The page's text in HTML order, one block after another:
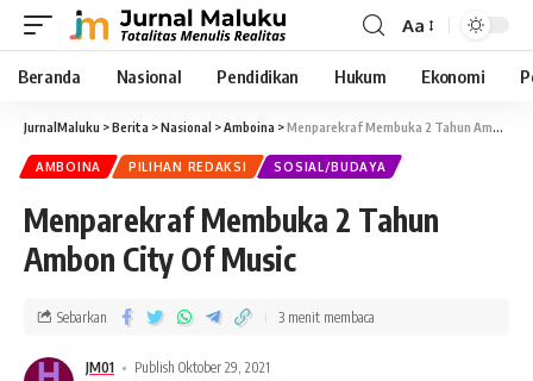
Aa
Beranda Nasional Pendidikan Hukum Ekonomi
JurnalMaluku >Berita >Nasional >Amboina >Menparekraf Membuka 2 Tahun Ambon City Of Music
AMBOINA PILIHAN REDAKSI SOSIAL/BUDAYA
Menparekraf Membuka 2 Tahun
Ambon City Of Music
JM01
Publish Oktober 29, 2021
Sebarkan 3 menit membaca